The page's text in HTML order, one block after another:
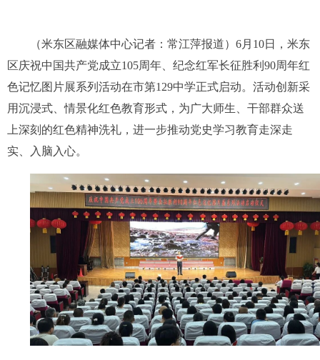
（米东区融媒体中心记者：常江萍报道）6月10日，米东
区庆祝中国共产党成立105周年、纪念红军长征胜利90周年红
色记忆图片展系列活动在市第129中学正式启动。活动创新采
用沉浸式、情景化红色教育形式，为广大师生、干部群众送
上深刻的红色精神洗礼，进一步推动党史学习教育走深走
实、入脑入心。